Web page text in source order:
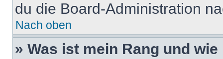
du die Board-Administration
Nach oben
» Was ist mein Rang und